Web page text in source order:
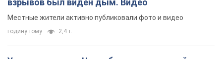
взрывов был виден дым. Видео
Местные жители активно публиковали фото и видео
годину тому 2,4 т.